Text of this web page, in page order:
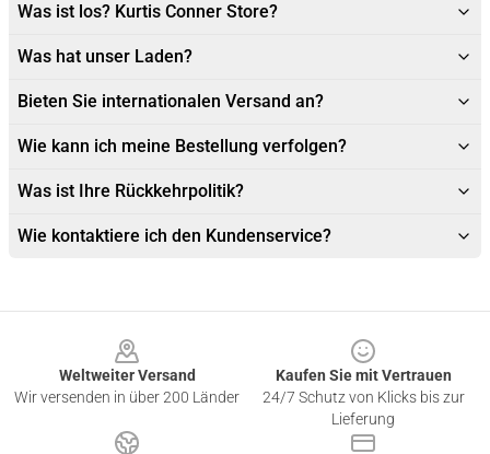
Was ist los? Kurtis Conner Store?
Was hat unser Laden?
Bieten Sie internationalen Versand an?
Wie kann ich meine Bestellung verfolgen?
Was ist Ihre Rückkehrpolitik?
Wie kontaktiere ich den Kundenservice?
Weltweiter Versand
Wir versenden in über 200 Länder
Kaufen Sie mit Vertrauen
24/7 Schutz von Klicks bis zur
Lieferung